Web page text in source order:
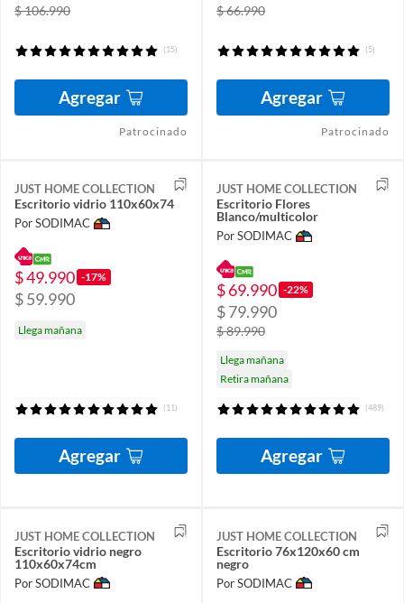
$ 106.990
(15)
Agregar
Patrocinado
$ 66.990
(5)
Agregar
Patrocinado
JUST HOME COLLECTION
Escritorio vidrio 110x60x74
Por SODIMAC
$ 49.990 -17%
$ 59.990
Llega mañana
(11)
Agregar
JUST HOME COLLECTION
Escritorio Flores
Blanco/multicolor
Por SODIMAC
$ 69.990 -22%
$ 79.990
$ 89.990
Llega mañana
Retira mañana
(489)
Agregar
JUST HOME COLLECTION
Escritorio vidrio negro
110x60x74cm
Por SODIMAC
JUST HOME COLLECTION
Escritorio 76x120x60 cm
negro
Por SODIMAC